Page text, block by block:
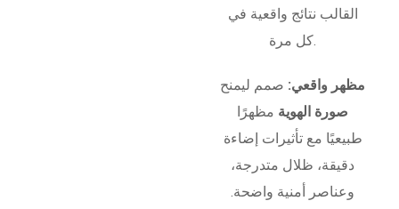
القالب نتائج واقعية في
كل مرة.
مظهر واقعي: صمم ليمنح
صورة الهوية مظهرًا
طبيعيًا مع تأثيرات إضاءة
دقيقة، ظلال متدرجة،
وعناصر أمنية واضحة.